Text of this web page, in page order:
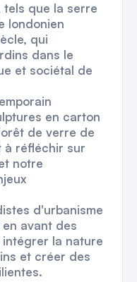
tels que la serre
londonien
qui
dans le
et sociétal de
en carton
de verre de
à réfléchir sur
notre
d'urbanisme
avant des
la nature
et créer des